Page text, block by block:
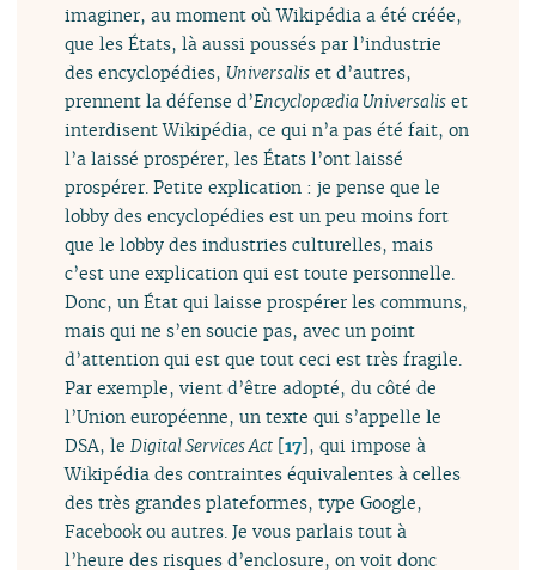
imaginer, au moment où Wikipédia a été créée,
que les États, là aussi poussés par l’industrie
des encyclopédies, Universalis et d’autres,
prennent la défense d’Encyclopædia Universalis et
interdisent Wikipédia, ce qui n’a pas été fait, on
l’a laissé prospérer, les États l’ont laissé
prospérer. Petite explication : je pense que le
lobby des encyclopédies est un peu moins fort
que le lobby des industries culturelles, mais
c’est une explication qui est toute personnelle.
Donc, un État qui laisse prospérer les communs,
mais qui ne s’en soucie pas, avec un point
d’attention qui est que tout ceci est très fragile.
Par exemple, vient d’être adopté, du côté de
l’Union européenne, un texte qui s’appelle le
DSA, leDigital Services Act [17], qui impose à
Wikipédia des contraintes équivalentes à celles
des très grandes plateformes, type Google,
Facebook ou autres. Je vous parlais tout à
l’heure des risques d’enclosure, on voit donc